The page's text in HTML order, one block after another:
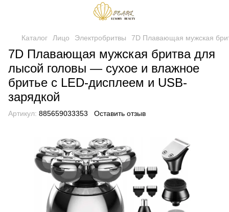
Каталог Лицо Электробритвы 7D Плавающая мужская
7D Плавающая мужская бритва для
лысой головы — сухое и влажное
бритье с LED-дисплеем и USB-
зарядкой
Артикул: 885659033353 Оставить отзыв